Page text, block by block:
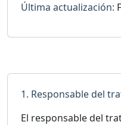
Última actualización:
1. Responsable del
El responsable del